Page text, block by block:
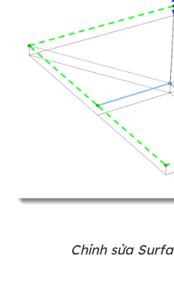
Chỉnh sửa